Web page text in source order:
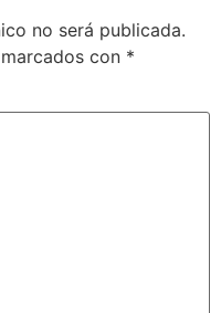
no será publicada.
con *